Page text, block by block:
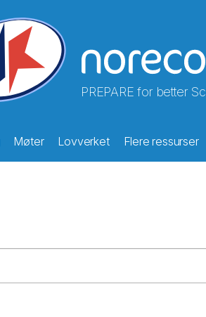
PREPARE for better
Møter Lovverket Flere ressurser